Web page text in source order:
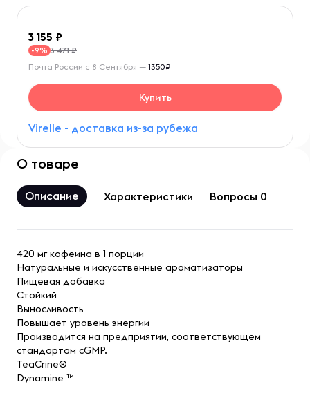
3 155
-9% 3 471 ₽
Virelle - доставка из-за рубежа
Почта России с 8 Сентября — 1350₽
Купить
О товаре
Описание Характеристики Вопросы 0
420 мг кофеина в 1 порции
Натуральные и искусственные ароматизаторы
Пищевая добавка
Стойкий
Выносливость
Повышает уровень энергии
Производится на предприятии, соответствующем
стандартам cGMP.
TeaCrine®
Dynamine ™